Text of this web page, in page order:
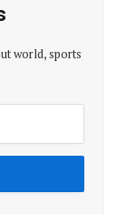
world, sports